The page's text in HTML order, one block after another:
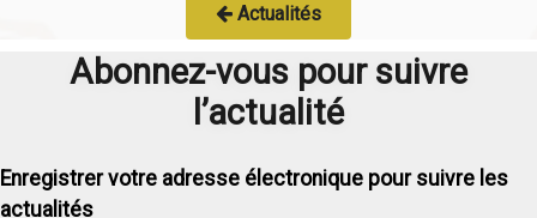
Actualités
Abonnez-vous pour suivre
l’actualité
Enregistrer votre adresse électronique pour suivre les
actualités